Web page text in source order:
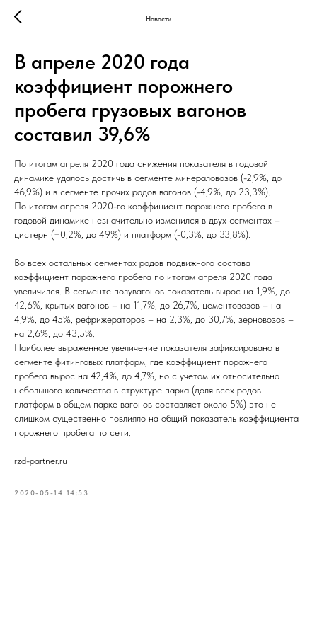
Новости
В апреле 2020 года
коэффициент порожнего
пробега грузовых вагонов
составил 39,6%
По итогам апреля 2020 года снижения показателя в годовой
динамике удалось достичь в сегменте минераловозов (-2,9%, до
46,9%) и в сегменте прочих родов вагонов (-4,9%, до 23,3%).
По итогам апреля 2020-го коэффициент порожнего пробега в
годовой динамике незначительно изменился в двух сегментах –
цистерн (+0,2%, до 49%) и платформ (-0,3%, до 33,8%).
Во всех остальных сегментах родов подвижного состава
коэффициент порожнего пробега по итогам апреля 2020 года
увеличился. В сегменте полувагонов показатель вырос на 1,9%, до
42,6%, крытых вагонов – на 11,7%, до 26,7%, цементовозов – на
4,9%, до 45%, рефрижераторов – на 2,3%, до 30,7%, зерновозов –
на 2,6%, до 43,5%.
Наиболее выраженное увеличение показателя зафиксировано в
сегменте фитинговых платформ, где коэффициент порожнего
пробега вырос на 42,4%, до 4,7%, но с учетом их относительно
небольшого количества в структуре парка (доля всех родов
платформ в общем парке вагонов составляет около 5%) это не
слишком существенно повлияло на общий показатель коэффициента
порожнего пробега по сети.
rzd-partner.ru
2020-05-14 14:53